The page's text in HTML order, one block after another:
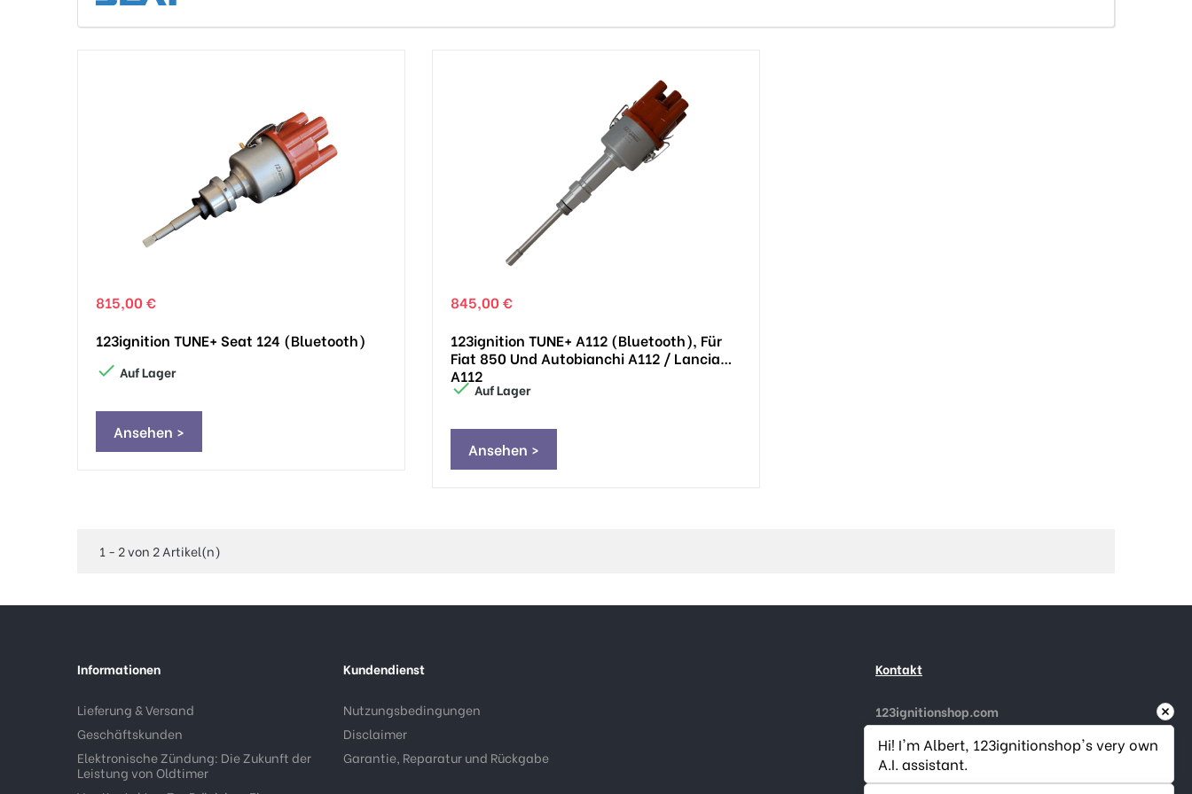
815,00 €
123ignition TUNE+ Seat 124 (Bluetooth)
 Auf Lager
Ansehen >
845,00 €
123ignition TUNE+ A112 (Bluetooth), Für
Fiat 850 Und Autobianchi A112 / Lancia
A112
Auf Lager
Ansehen >
1 - 2 von 2 Artikel(n)
Informationen
Lieferung & Versand
Geschäftskunden
Elektronische Zündung: Die Zukunft der
Leistung von Oldtimer
Kundendienst
Nutzungsbedingungen
Disclaimer
Garantie, Reparatur und Rückgabe
Kontakt
123ignitionshop.com
Gouderaksedijk 1
2808 NA Gouda, Niederlande
Rufen Sie uns an:
E-Mailinfo@123ignitionshop.com
Hi! I'm Albert, 123ignitionshop's very own
A.I. assistant.